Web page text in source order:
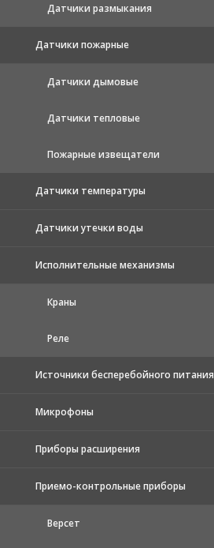
Датчики размыкания
Датчики пожарные
Датчики дымовые
Датчики тепловые
Пожарные извещатели
Датчики температуры
Датчики утечки воды
Исполнительные механизмы
Краны
Реле
Источники бесперебойного питания
Микрофоны
Приборы расширения
Приемо-контрольные приборы
Версет